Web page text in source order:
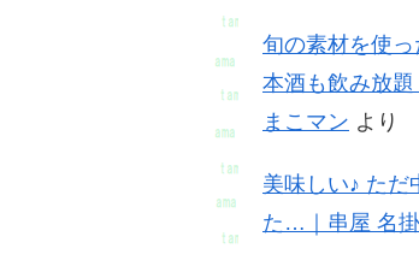
旬の素材を使
本酒も飲み放
まこマン より
美味しい♪ ただ
た…｜串屋 名